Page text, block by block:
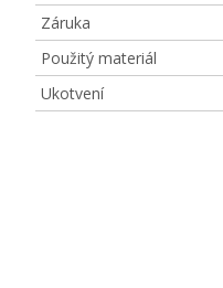
Záruka
Použitý materiál
Ukotvení